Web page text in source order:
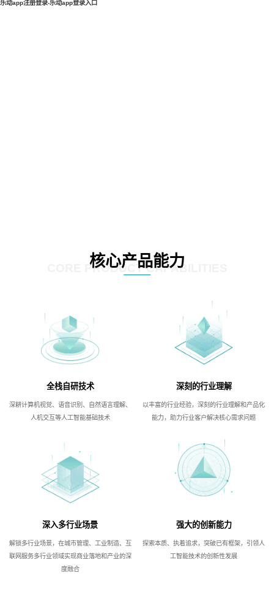
乐动app注册登录-乐动app登录入口
核心产品能力
CORE PRODUCT CAPABILITIES
全栈自研技术
深耕计算机视觉、语音识别、自然语言理解、
人机交互等人工智能基础技术
深刻的行业理解
以丰富的行业经验，深刻的行业理解和产品化
能力，助力行业客户解决核心需求问题
深入多行业场景
解锁多行业场景，在城市管理、工业制造、互
联网服务多行业领域实现商业落地和产业的深
度融合
强大的创新能力
探索本质、执着追求，突破已有框架，引领人
工智能技术的创新性发展